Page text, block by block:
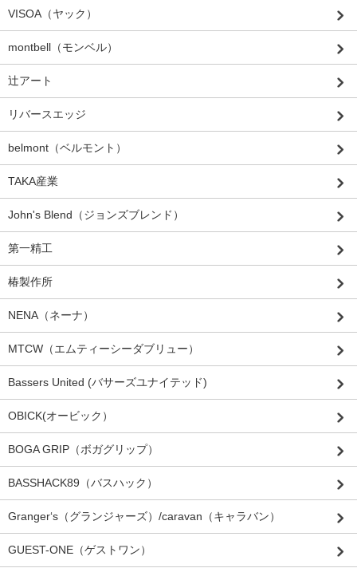
VISOA（ヤック）
montbell（モンベル）
辻アート
リバースエッジ
belmont（ベルモント）
TAKA産業
John's Blend（ジョンズブレンド）
第一精工
椿製作所
NENA（ネーナ）
MTCW（エムティーシーダブリュー）
Bassers United (バサーズユナイテッド)
OBICK(オービック）
BOGA GRIP（ボガグリップ）
BASSHACK89（バスハック）
Granger‘s（グランジャーズ）/caravan（キャラバン）
GUEST-ONE（ゲストワン）